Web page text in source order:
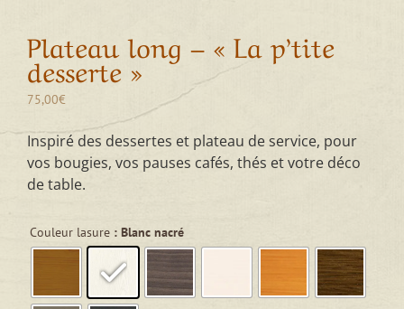
Plateau long – « La p’tite
desserte »
75,00€
Inspiré des dessertes et plateau de service, pour
vos bougies, vos pauses cafés, thés et votre déco
de table.
Couleur lasure : Blanc nacré